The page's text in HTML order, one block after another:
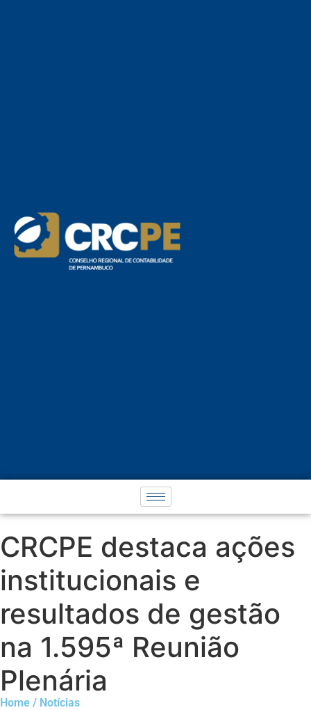
CRCPE destaca ações
institucionais e
resultados de gestão
na 1.595ª Reunião
Plenária
Home / Notícias